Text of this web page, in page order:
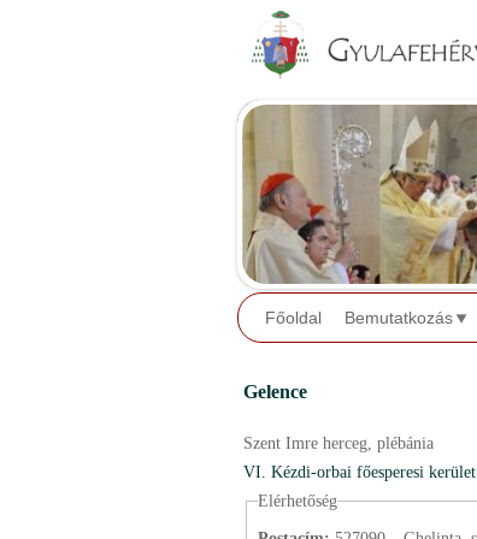
Főoldal Bemutatkozás
Gelence
Szent Imre herceg, plébánia
VI. Kézdi-orbai főesperesi kerület
Elérhetőség